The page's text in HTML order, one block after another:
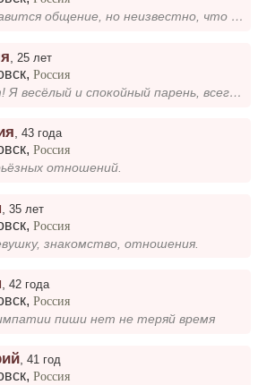
Мне нравится общение, но неизвестно, что из этого получится.
25 лет
,Россия
Привет! Я весёлый и спокойный парень, всегда готов поднять настроение. Люблю пообщаться, проводить время с друзьями и на...
,43 года
,Россия
отношений.
,35 лет
,Россия
знакомство, отношения.
,42 года
,Россия
пиши нет не теряй время
,41 год
,Россия